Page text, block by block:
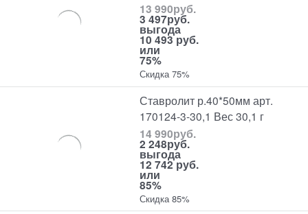
13 990руб.
3 497руб.
выгода
10 493 руб.
или
75%
Скидка 75%
Ставролит р.40*50мм арт.
170124-3-30,1 Вес 30,1 г
14 990руб.
2 248руб.
выгода
12 742 руб.
или
85%
Скидка 85%